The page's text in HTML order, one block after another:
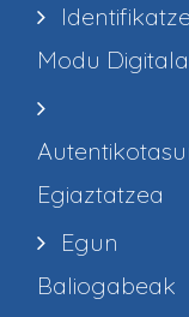
Modu
Egiaztatzea
Egun
Baliogabeak